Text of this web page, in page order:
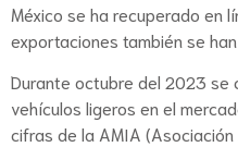
México se ha recuperado en
exportaciones también se
Durante octubre del 2023 se
vehículos ligeros en el
cifras de la AMIA